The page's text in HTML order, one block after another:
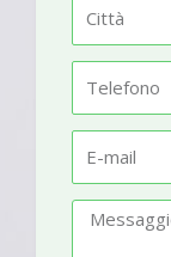
t
à
l
fm